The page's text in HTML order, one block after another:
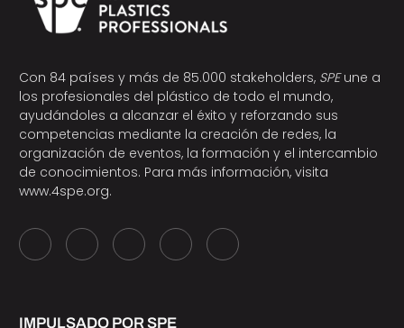
Con 84 países y más de 85.000 stakeholders, SPEune a
los profesionales del plástico de todo el mundo,
ayudándoles a alcanzar el éxito y reforzando sus
competencias mediante la creación de redes, la
organización de eventos, la formación y el intercambio
de conocimientos. Para más información, visita
www.4spe.org.
IMPULSADO POR SPE